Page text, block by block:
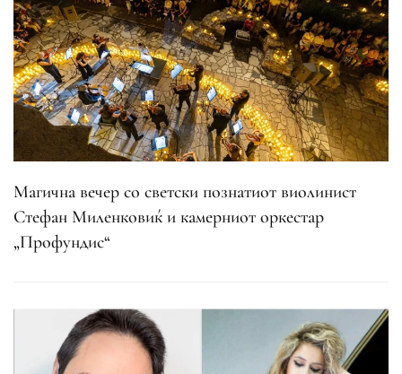
Магична вечер со светски познатиот виолинист
Стефан Миленковиќ и камерниот оркестар
„Профундис“